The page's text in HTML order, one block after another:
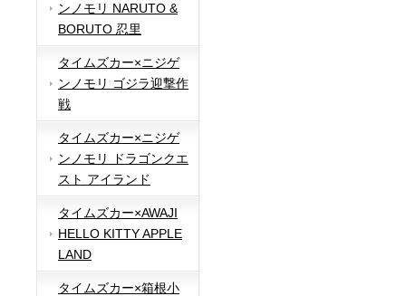
ンノモリ NARUTO &
BORUTO 忍里
タイムズカー×ニジゲ
ンノモリ ゴジラ迎撃作
戦
タイムズカー×ニジゲ
ンノモリ ドラゴンクエ
スト アイランド
タイムズカー×AWAJI
HELLO KITTY APPLE
LAND
タイムズカー×箱根小